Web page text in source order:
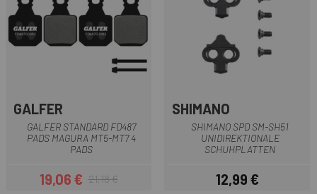
GALFER
GALFER STANDARD FD487
PADS MAGURA MT5-MT7 4
PADS
Preis
19,06 €Regulärer Preis
21,18 €
SHIMANO
SHIMANO SPD SM-SH51
UNIDIREKTIONALE
SCHUHPLATTEN
Preis
12,99 €